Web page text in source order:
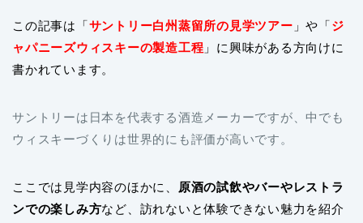
この記事は「サントリー白州蒸留所の見学ツアー 」や「ジ
ャパニーズウィスキーの製造工程 」に興味がある方向けに
書かれています。
サントリーは日本を代表する酒造メーカーですが、中でも
ウィスキーづくりは世界的にも評価が高いです。
ここでは見学内容のほかに、
原酒の試飲やバーやレストラ
ンでの楽しみ方など、訪れないと体験できない魅力を紹介